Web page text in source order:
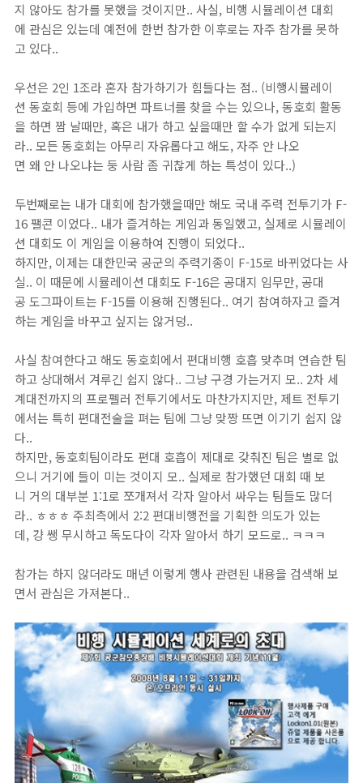
지 않아도 참가를 못했을 것이지만.. 사실, 비행 시뮬레이션 대회
에 관심은 있는데 예전에 한번 참가한 이후로는 자주 참가를 못하
고 있다..
우선은 2인 1조라 혼자 참가하기가 힘들다는 점.. (비행시뮬레이
션 동호회 등에 가입하면 파트너를 찾을 수는 있으나, 동호회 활동
을 하면 짬 날때만, 혹은 내가 하고 싶을때만 할 수가 없게 되는지
라.. 모든 동호회는 아무리 자유롭다고 해도, 자주 안 나오
면 왜 안 나오냐는 둥 사람 좀 귀찮게 하는 특성이 있다..)
두번째로는 내가 대회에 참가했을때만 해도 국내 주력 전투기가 F-
16 팰콘 이었다.. 내가 즐겨하는 게임과 동일했고, 실제로 시뮬레이
션 대회도 이 게임을 이용하여 진행이 되었다..
하지만, 이제는 대한민국 공군의 주력기종이 F-15로 바뀌었다는 사
실.. 이 때문에 시뮬레이션 대회도 F-16은 공대지 임무만, 공대
공 도그파이트는 F-15를 이용해 진행된다.. 여기 참여하자고 즐겨
하는 게임을 바꾸고 싶지는 않거덩..
사실 참여한다고 해도 동호회에서 편대비행 호흡 맞추며 연습한 팀
하고 상대해서 겨루긴 쉽지 않다.. 그냥 구경 가는거지 모.. 2차 세
계대전까지의 프로펠러 전투기에서도 마찬가지지만, 제트 전투기
에서는 특히 편대전술을 펴는 팀에 그냥 맞짱 뜨면 이기기 쉽지 않
다..
하지만, 동호회팀이라도 편대 호흡이 제대로 갖춰진 팀은 별로 없
으니 거기에 들이 미는 것이지 모.. 실제로 참가했던 대회 때 보
니 거의 대부분 1:1로 쪼개져서 각자 알아서 싸우는 팀들도 많더
라.. ㅎㅎㅎ 주최측에서 2:2 편대비행전을 기획한 의도가 있는
데, 걍 쌩 무시하고 독도다이 각자 알아서 하기 모드로.. ㅋㅋㅋ
참가는 하지 않더라도 매년 이렇게 행사 관련된 내용을 검색해 보
면서 관심은 가져본다..